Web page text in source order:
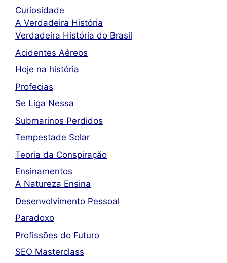
Curiosidade
A Verdadeira História
Verdadeira História do Brasil
Acidentes Aéreos
Hoje na história
Profecias
Se Liga Nessa
Submarinos Perdidos
Tempestade Solar
Teoria da Conspiração
Ensinamentos
A Natureza Ensina
Desenvolvimento Pessoal
Paradoxo
Profissões do Futuro
SEO Masterclass